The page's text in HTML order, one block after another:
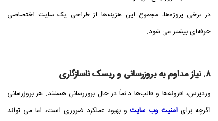
در برخی پروژه‌ها، مجموع این هزینه‌ها از طراحی یک سایت اختصاصی
حرفه‌ای بیشتر می‌ شود.
۸. نیاز مداوم به بروزرسانی و ریسک ناسازگاری
وردپرس، افزونه‌ها و قالب‌ها دائماً در حال بروزرسانی هستند. هر بروزرسانی
اگرچه برایامنیت وب سایتو بهبود عملکرد ضروری است، اما می‌ تواند